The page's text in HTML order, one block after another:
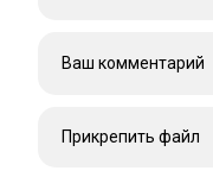
Прикрепить файл